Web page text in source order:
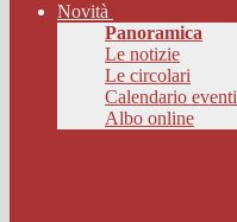
Novità
Panoramica
Le notizie
Le circolari
Calendario eventi
Albo online